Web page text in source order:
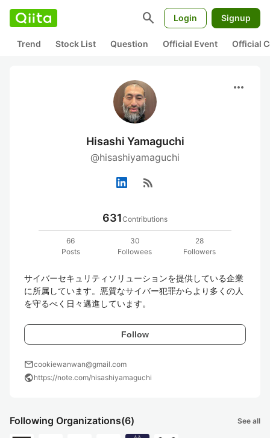
search Login Signup
Trend Stock List Question Official Event Official
more_horiz
Hisashi Yamaguchi
@hisashiyamaguchi
rss_feed
631Contributions
66
Posts
30
Followees
28
Followers
サイバーセキュリティソリューションを提供している企業
に所属しています。悪質なサイバー犯罪からより多くの人
を守るべく日々邁進しています。
Follow
mailcookiewanwan@gmail.com
publichttps://note.com/hisashiyamaguchi
Following Organizations(6) See all